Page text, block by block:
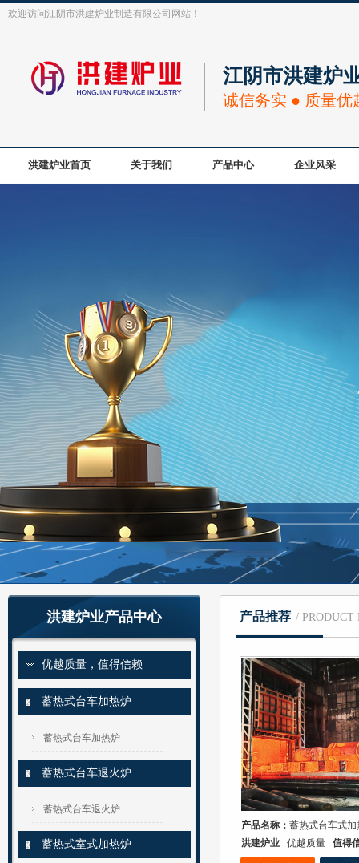
欢迎访问江阴市洪建炉业制造有限公司网站！
江阴市洪建炉
诚信务实 ● 质量优
洪建炉业首页 关于我们 产品中心 企业风采
洪建炉业产品中心
优越质量，值得信赖
蓄热式台车加热炉
蓄热式台车加热炉
蓄热式台车退火炉
蓄热式台车退火炉
蓄热式室式加热炉
产品推荐 / PRODUCT
产品名称： 蓄热式台车式加
洪建炉业 优越质量 值得